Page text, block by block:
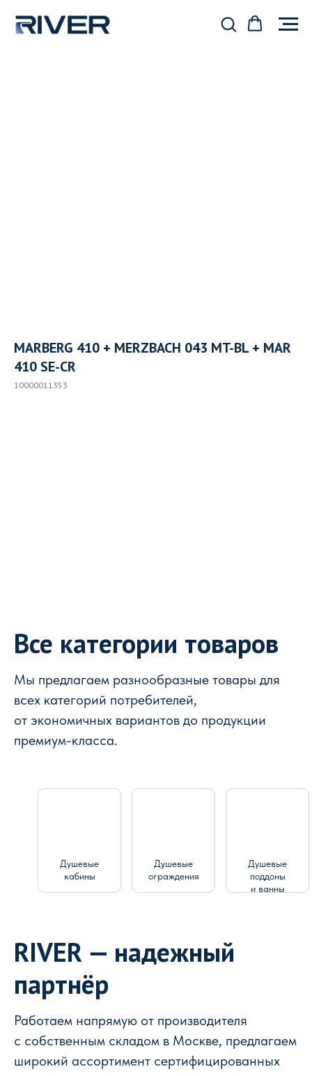
MARBERG 410 + MERZBACH 043 MT-BL + MAR
410 SE-CR
10000011353
Все категории товаров
Мы предлагаем разнообразные товары для
всех категорий потребителей,
от экономичных вариантов до продукции
премиум-класса.
Душевые
кабины
Душевые
ограждения
Душевые
поддоны
и ванны
RIVER — надежный
партнёр
Работаем напрямую от производителя
с собственным складом в Москве, предлагаем
широкий ассортимент сертифицированных